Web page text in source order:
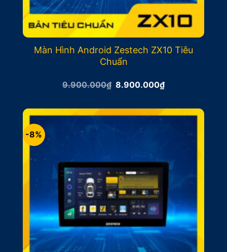
Màn Hình Android Zestech ZX10 Tiêu
Chuẩn
9.900.000₫ Giá
9.900.000₫.
8.900.000₫Giá
là:
8.900.000₫.
-8%